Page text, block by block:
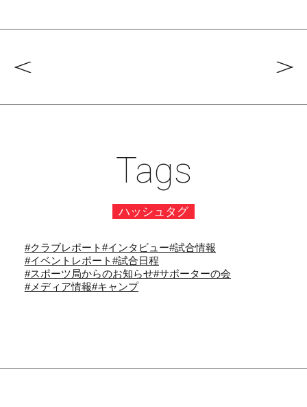
Tags
ハッシュタグ
#クラブレポート#インタビュー#試合情報
#イベントレポート#試合日程
#スポーツ局からのお知らせ#サポーターの会
#メディア情報#キャンプ